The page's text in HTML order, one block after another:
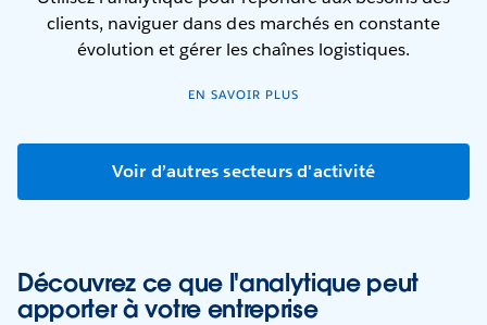
clients, naviguer dans des marchés en constante
évolution et gérer les chaînes logistiques.
EN SAVOIR PLUS
Voir d’autres secteurs d'activité
Découvrez ce que l'analytique peut
apporter à votre entreprise